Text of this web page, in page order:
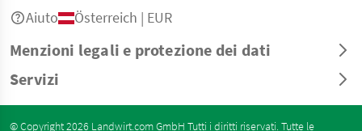
Menzioni legali e protezione dei dati
Servizi
Aiuto Österreich | EUR
© Copyright 2026 Landwirt.com GmbH Tutti i diritti riservati. Tutte le